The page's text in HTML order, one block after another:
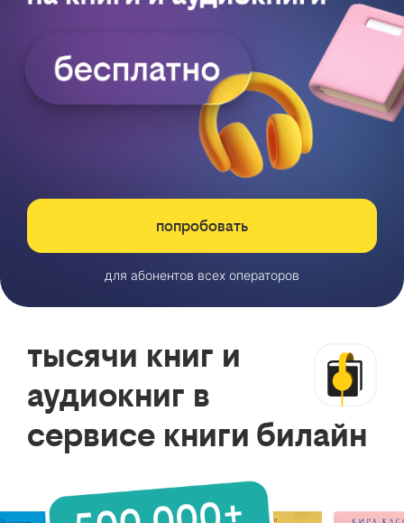
попробовать
для абонентов всех операторов
тысячи книг и
аудиокниг в
сервисе книги билайн